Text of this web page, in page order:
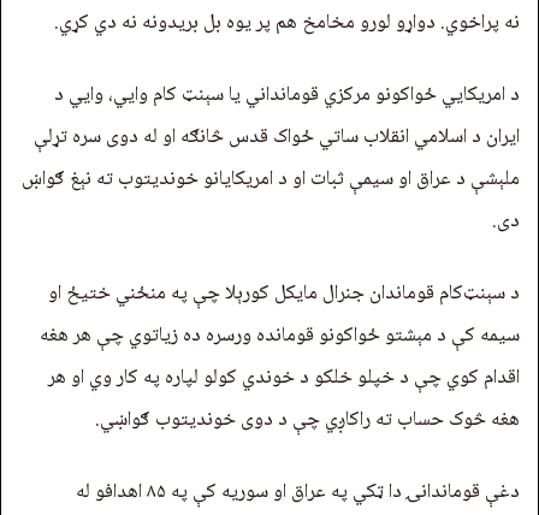
نه پراخوي. دواړو لورو مخامخ هم پر یوه بل بریدونه نه دي کړي.
د امریکايي ځواکونو مرکزي قومانداني یا سېنټ کام وايي، وايي د
ایران د اسلامي انقلاب ساتي ځواک قدس څانګه او له دوی سره تړلې
ملېشې د عراق او سیمې ثبات او د امریکایانو خونديتوب ته نېغ ګواښ
دی.
د سېنټ‌کام قوماندان جنرال مایکل کورېلا چې په منځني ختیځ او
سیمه کې د مېشتو ځواکونو قومانده ورسره ده زیاتوي چې هر هغه
اقدام کوي چې د خپلو خلکو د خوندي کولو لپاره په کار وي او هر
هغه څوک حساب ته راکاږي چې د دوی خونديتوب ګواښي.
دغې قوماندانۍ دا ټکي په عراق او سوریه کې په ۸۵ اهدافو له